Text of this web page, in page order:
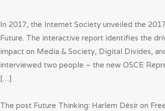
In 2017, the Internet Society unveiled the
Future. The interactive report identifies the
impact on Media & Society, Digital Divides,
interviewed two people – the new OSCE
[…]
The post Future Thinking: Harlem Désir on